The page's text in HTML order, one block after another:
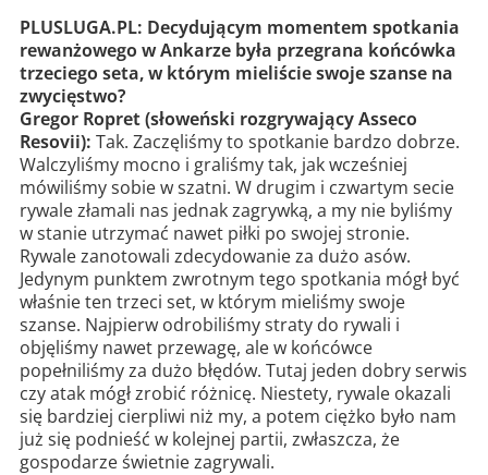
PLUSLUGA.PL: Decydującym momentem spotkania
rewanżowego w Ankarze była przegrana końcówka
trzeciego seta, w którym mieliście swoje szanse na
zwycięstwo?
Gregor Ropret (słoweński rozgrywający Asseco
Resovii): Tak. Zaczęliśmy to spotkanie bardzo dobrze.
Walczyliśmy mocno i graliśmy tak, jak wcześniej
mówiliśmy sobie w szatni. W drugim i czwartym secie
rywale złamali nas jednak zagrywką, a my nie byliśmy
w stanie utrzymać nawet piłki po swojej stronie.
Rywale zanotowali zdecydowanie za dużo asów.
Jedynym punktem zwrotnym tego spotkania mógł być
właśnie ten trzeci set, w którym mieliśmy swoje
szanse. Najpierw odrobiliśmy straty do rywali i
objęliśmy nawet przewagę, ale w końcówce
popełniliśmy za dużo błędów. Tutaj jeden dobry serwis
czy atak mógł zrobić różnicę. Niestety, rywale okazali
się bardziej cierpliwi niż my, a potem ciężko było nam
już się podnieść w kolejnej partii, zwłaszcza, że
gospodarze świetnie zagrywali.